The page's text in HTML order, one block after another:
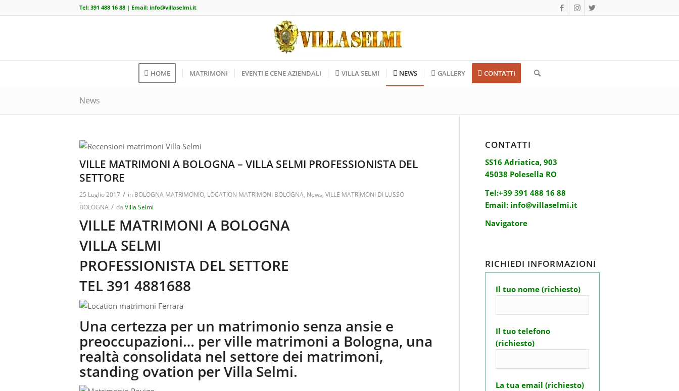
Tel: 391 488 16 88 | Email: info@villaselmi.it
HOME MATRIMONI EVENTI E CENE AZIENDALI VILLA SELMI NEWS GALLERY CONTATTI
News
VILLE MATRIMONI A BOLOGNA – VILLA SELMI PROFESSIONISTA DEL
SETTORE
25 Luglio 2017 / in BOLOGNA MATRIMONIO, LOCATION MATRIMONI BOLOGNA, News, VILLE MATRIMONI DI LUSSO
BOLOGNA / da Villa Selmi
VILLE MATRIMONI A BOLOGNA
VILLA SELMI
PROFESSIONISTA DEL SETTORE
TEL 391 4881688
Una certezza per un matrimonio senza ansie e
preoccupazioni… per ville matrimoni a Bologna, una
realtà consolidata nel settore dei matrimoni,
standing ovation per Villa Selmi.
CONTATTI
SS16 Adriatica, 903
45038 Polesella RO
Tel:+39 391 488 16 88
Email: info@villaselmi.it
Navigatore
RICHIEDI INFORMAZIONI
Il tuo nome (richiesto)
Il tuo telefono
(richiesto)
La tua email (richiesto)